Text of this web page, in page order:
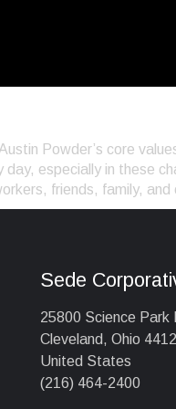
Powder’s core
especially in these
friends, family, and
Sede
25800 Science Park
Cleveland, Ohio
United States
(216) 464-2400